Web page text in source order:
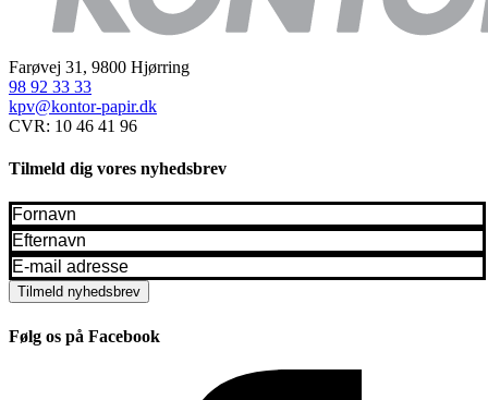
Farøvej 31, 9800 Hjørring
98 92 33 33
kpv@kontor-papir.dk
CVR: 10 46 41 96
Tilmeld dig vores nyhedsbrev
Fornavn
*
Efternavn
*
Email
*
Tilmeld nyhedsbrev
Følg os på Facebook